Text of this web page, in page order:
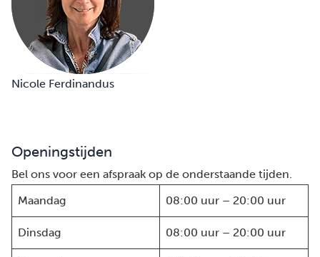
Nicole Ferdinandus
Openingstijden
Bel ons voor een afspraak op de onderstaande tijden.
Maandag
08:00 uur – 20:00 uur
Dinsdag 08:00 uur – 20:00 uur